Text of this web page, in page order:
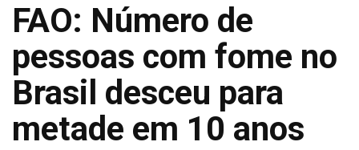
FAO: Número de
pessoas com fome no
Brasil desceu para
metade em 10 anos